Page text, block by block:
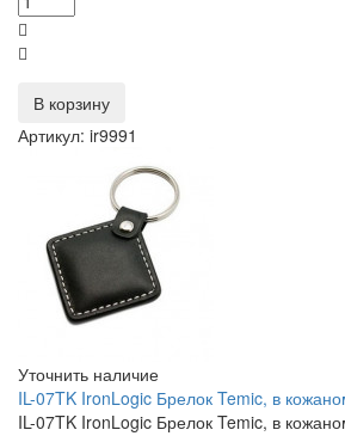
В корзину
Артикул: ir9991
Уточнить наличие
IL-07TK IronLogic Брелок Temic, в
IL-07TK IronLogic Брелок Temic, в